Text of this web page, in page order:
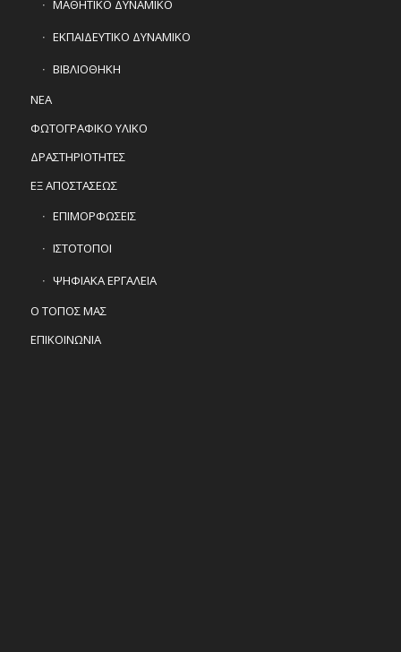
ΜΑΘΗΤΙΚΟ ΔΥΝΑΜΙΚΟ
ΕΚΠΑΙΔΕΥΤΙΚΟ ΔΥΝΑΜΙΚΟ
ΒΙΒΛΙΟΘΗΚΗ
ΝΕΑ
ΦΩΤΟΓΡΑΦΙΚΟ ΥΛΙΚΟ
ΔΡΑΣΤΗΡΙΟΤΗΤΕΣ
ΕΞ ΑΠΟΣΤΑΣΕΩΣ
ΕΠΙΜΟΡΦΩΣΕΙΣ
ΙΣΤΟΤΟΠΟΙ
ΨΗΦΙΑΚΑ ΕΡΓΑΛΕΙΑ
Ο ΤΟΠΟΣ ΜΑΣ
ΕΠΙΚΟΙΝΩΝΙΑ